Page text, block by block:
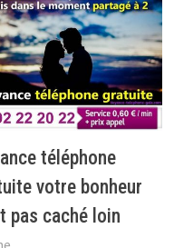
téléphone
votre bonheur
pas caché loin